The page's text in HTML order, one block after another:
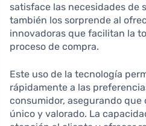
satisface las necesidades de
también los sorprende al
innovadoras que facilitan la
proceso de compra.
Este uso de la tecnología
rápidamente a las
consumidor, asegurando que
único y valorado. La